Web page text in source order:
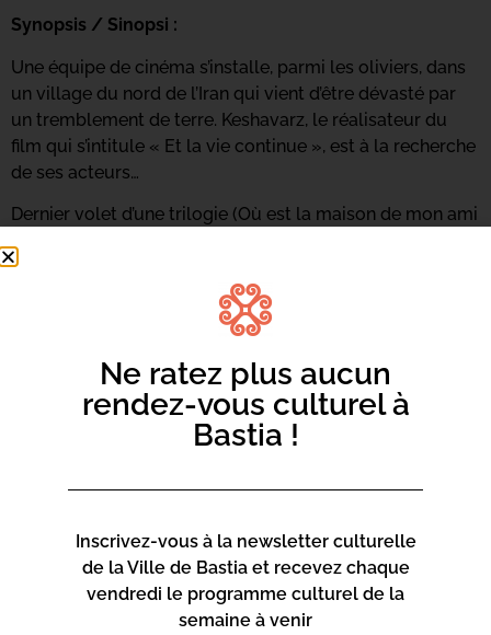
Synopsis / Sinopsi :
Une équipe de cinéma s’installe, parmi les oliviers, dans
un village du nord de l’Iran qui vient d’être dévasté par
un tremblement de terre. Keshavarz, le réalisateur du
film qui s’intitule « Et la vie continue », est à la recherche
de ses acteurs…
Dernier volet d’une trilogie (Où est la maison de mon ami
célèbre la puissance du cinéma, le film dans le film, le
film dans la vie, la vie dans le film et la vie dans la vie.
Kiarostami invite a voir comment l’arrivée d’une équipe
de cinéma dans un village modifie-t-elle la manière de
vivre et le comportement de ses habitants.
Où s’arrête la vie ?
Où commence le cinéma ?
Ne ratez plus aucun
rendez-vous culturel à
Bastia !
Inscrivez-vous à la newsletter culturelle
de la Ville de Bastia et recevez chaque
vendredi le programme culturel de la
semaine à venir